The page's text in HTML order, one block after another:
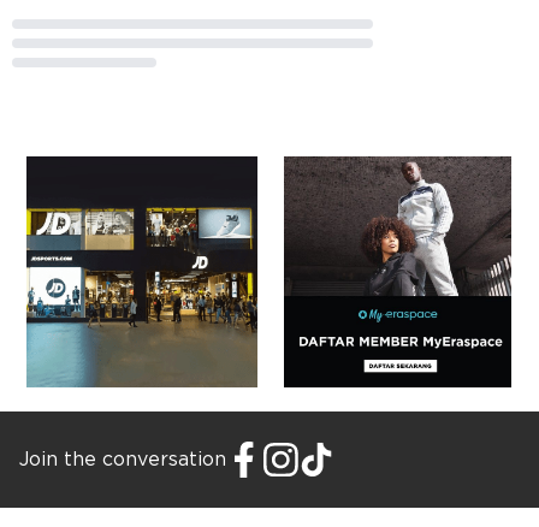
Join the conversation